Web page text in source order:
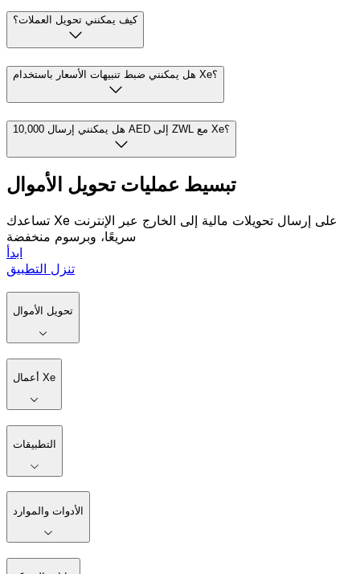
كيف يمكنني تحويل العملات؟
هل يمكنني ضبط تنبيهات الأسعار باستخدام Xe؟
هل يمكنني إرسال 10,000 AED إلى ZWL مع Xe؟
تبسيط عمليات تحويل الأموال
تساعدك Xe على إرسال تحويلات مالية إلى الخارج عبر الإنترنت
سريعًا، وبرسوم منخفضة
ابدأ
تنزل التطبيق
تحويل الأموال
أعمال Xe
التطبيقات
الأدوات والموارد